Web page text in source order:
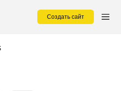
Создать сайт